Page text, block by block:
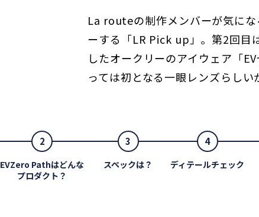
La routeの制作メンバーが気に
ーする「LR Pick up」。第2回目
したオークリーのアイウェア「
っては初となる一眼レンズらしい
2
EVZero Pathはどんな
プロダクト？
3
スペックは？
4
ディテールチェック